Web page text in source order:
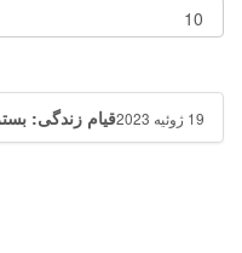
قیام زندگی: 19 ژوئیه 2023